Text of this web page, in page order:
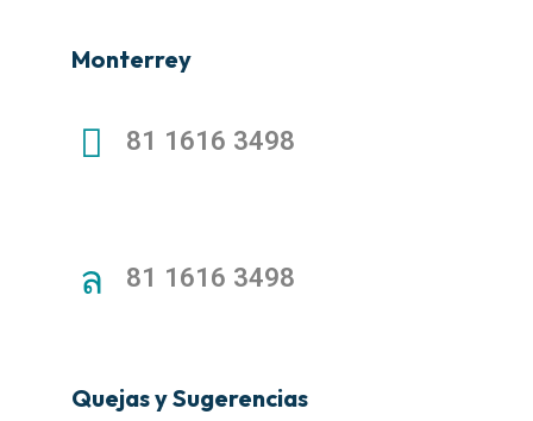
Monterrey
81 1616 3498
81 1616 3498
Quejas y Sugerencias